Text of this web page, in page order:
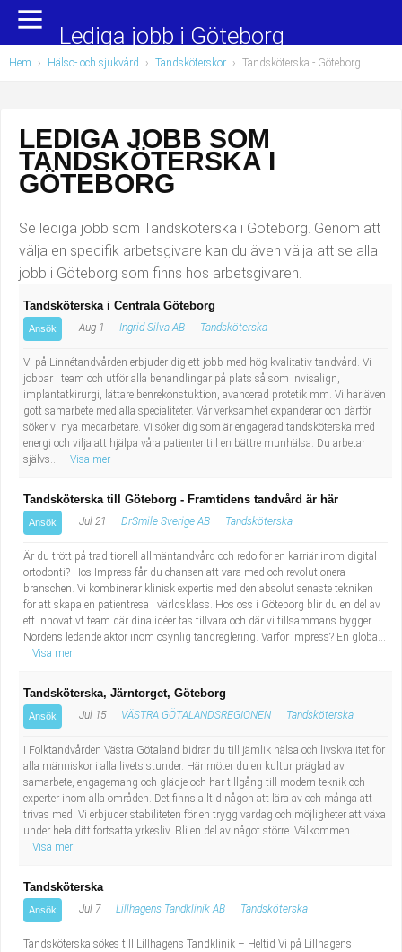
Yrkesområden
Administration, ekonomi, juridik
Chefer och verksamhetsledare
Data/IT
Försäljning, inköp, marknadsföring
Hantverksyrken
Hotell, restaurang, storhushåll
Hälso- och sjukvård
Industriell tillverkning
Installation, drift, underhåll
Kropps- och skönhetsvård
Kultur, media, design
Militärt arbete
Naturbruk
Pedagogiskt arbete
Sanering och renhållning
Socialt arbete
Tekniskt arbete
Transport
Populära jobb
Undersköterska, hemtjänst och äldreboende
Barnskötare
Lärare i förskola/Förskollärare
Lagerarbetare
Bussförare/Busschaufför
Elevassistent
Personlig assistent
Behandlingsassistent/Socialpedagog
Tandsköterska
Budbilsförare
Tidningsbud/Tidningsdistributör
Lärare i fritidshem/Fritidspedagog
Taxiförare/Taxichaufför
sekreterare
Lastbilsförare m.fl.
Fastighetsskötare
Informatör/Kommunikatör
Brevbärare
Sjuksköterska, grundutbildad
Lediga jobb i Göteborg
Hem › Hälso- och sjukvård › Tandsköterskor › Tandsköterska - Göteborg
LEDIGA JOBB SOM
TANDSKÖTERSKA I
GÖTEBORG
Se lediga jobb som Tandsköterska i Göteborg. Genom att
välja en specifik arbetsgivare kan du även välja att se alla
jobb i Göteborg som finns hos arbetsgivaren.
Tandsköterska i Centrala Göteborg
Ansök Aug 1 Ingrid Silva AB Tandsköterska
Vi på Linnétandvården erbjuder dig ett jobb med hög kvalitativ tandvård. Vi
jobbar i team och utför alla behandlingar på plats så som Invisalign,
implantatkirurgi, lättare benrekonstuktion, avancerad protetik mm. Vi har även
gott samarbete med alla specialiteter. Vår verksamhet expanderar och därför
söker vi nya medarbetare. Vi söker dig som är engagerad tandsköterska med
energi och vilja att hjälpa våra patienter till en bättre munhälsa. Du arbetar
självs...
Visa mer
Tandsköterska till Göteborg - Framtidens tandvård är här
Ansök Jul 21 DrSmile Sverige AB Tandsköterska
Är du trött på traditionell allmäntandvård och redo för en karriär inom digital
ortodonti? Hos Impress får du chansen att vara med och revolutionera
branschen. Vi kombinerar klinisk expertis med den absolut senaste tekniken
för att skapa en patientresa i världsklass. Hos oss i Göteborg blir du en del av
ett innovativt team där dina idéer tas tillvara och där vi tillsammans bygger
Nordens ledande aktör inom osynlig tandreglering. Varför Impress? En globa...
Visa mer
Tandsköterska, Järntorget, Göteborg
Ansök Jul 15 VÄSTRA GÖTALANDSREGIONEN Tandsköterska
I Folktandvården Västra Götaland bidrar du till jämlik hälsa och livskvalitet för
alla människor i alla livets stunder. Här möter du en kultur präglad av
samarbete, engagemang och glädje och har tillgång till modern teknik och
experter inom alla områden. Det finns alltid någon att lära av och många att
trivas med. Vi erbjuder stabiliteten för en trygg vardag och möjligheter att växa
under hela ditt fortsatta yrkesliv. Bli en del av något större. Välkommen ...
Visa mer
Tandsköterska
Ansök Jul 7 Lillhagens Tandklinik AB Tandsköterska
Tandsköterska sökes till Lillhagens Tandklinik – Heltid Vi på Lillhagens